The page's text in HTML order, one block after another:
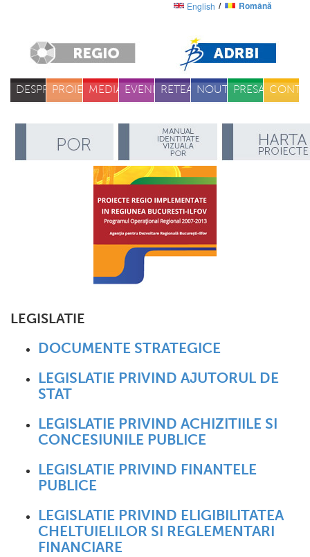
English Română
DESPREPROIECTEMEDIA EVENIMENTE
RETEA NOUTATIPRESA
LEGISLATIE
DOCUMENTE STRATEGICE
LEGISLATIE PRIVIND AJUTORUL DE
STAT
LEGISLATIE PRIVIND ACHIZITIILE SI
CONCESIUNILE PUBLICE
LEGISLATIE PRIVIND FINANTELE
PUBLICE
LEGISLATIE PRIVIND ELIGIBILITATEA
CHELTUIELILOR SI REGLEMENTARI
FINANCIARE